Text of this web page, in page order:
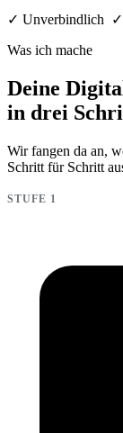
✓ Unverbindlich ✓
Was ich mache
Deine
in drei
Wir fangen da an,
Schritt für Schritt
STUFE 1